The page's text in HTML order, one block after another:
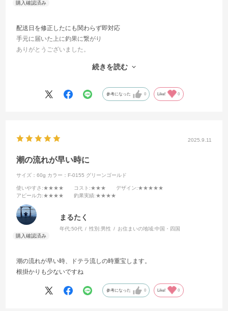
配送日を修正したにも関わらず即対応
手元に届いた上に釣果に繋がり
ありがとうございました。
続きを読む
参考になった 0 Like! 0
2025.9.11
潮の流れが早い時に
サイズ：60g カラー：F-0155 グリーンゴールド
使いやすさ :★★★★ コスト :★★★ デザイン:★★★★★
アピール力:★★★★ 釣果実績:★★★★
まるたく
年代:50代 性別:男性 お住まいの地域:中国・四国
潮の流れが早い時、ドテラ流しの時重宝します。
根掛かりも少ないですね
参考になった 0 Like! 0